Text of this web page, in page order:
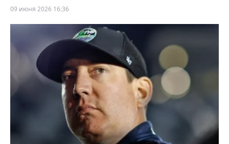
09 июня 2026 16:36